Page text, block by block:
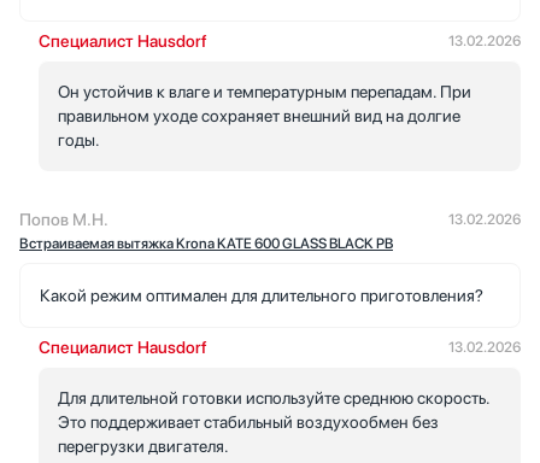
Специалист Hausdorf 13.02.2026
Он устойчив к влаге и температурным перепадам. При
правильном уходе сохраняет внешний вид на долгие
годы.
Попов М.Н.
Встраиваемая вытяжка Krona KATE 600 GLASS BLACK PB
13.02.2026
Какой режим оптимален для длительного приготовления?
Специалист Hausdorf 13.02.2026
Для длительной готовки используйте среднюю скорость.
Это поддерживает стабильный воздухообмен без
перегрузки двигателя.